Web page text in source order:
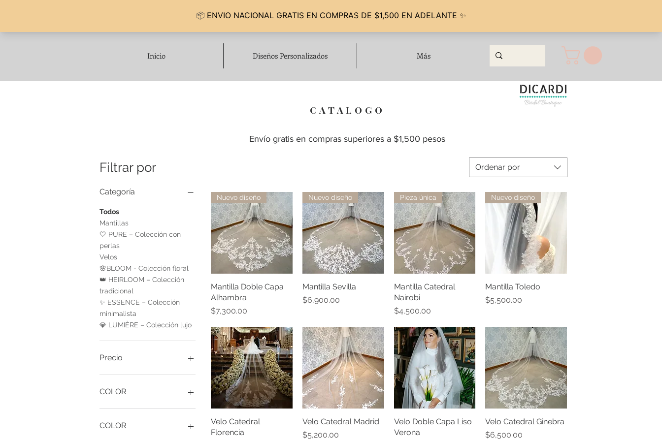
Inicio Diseños Personalizados Más
CATALOGO
Envío gratis en compras superiores a $1,500 pesos
Filtrar por
Categoría
Todos
Mantillas
🤍 PURE – Colección con
perlas
Velos
🌸BLOOM - Colección floral
👑 HEIRLOOM – Colección
tradicional
✨ ESSENCE – Colección
minimalista
💎 LUMIÈRE – Colección lujo
Precio
COLOR
COLOR
Ordenar por
Vista rápida
Nuevo diseño
Mantilla Doble Capa
Alhambra
Precio
$7,300.00
Vista rápida
Nuevo diseño
Mantilla Sevilla
Precio
$6,900.00
Vista rápida
Pieza única
Mantilla Catedral
Nairobi
Precio
$4,500.00
Vista rápida
Nuevo diseño
Mantilla Toledo
Precio
$5,500.00
Vista rápida
Velo Catedral
Florencia
Vista rápida
Velo Catedral Madrid
Precio
$5,200.00
Vista rápida
Velo Doble Capa Liso
Verona
Vista rápida
Velo Catedral Ginebra
Precio
$6,500.00